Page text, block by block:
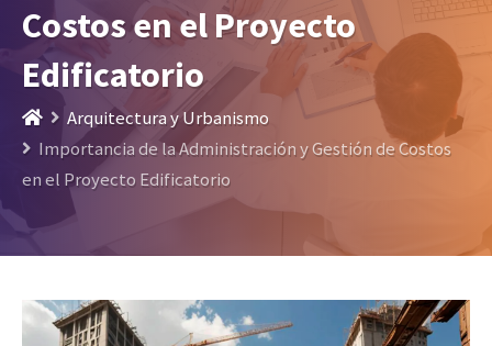
Costos en el Proyecto
Edificatorio
Arquitectura y Urbanismo
Importancia de la Administración y Gestión de Costos
en el Proyecto Edificatorio